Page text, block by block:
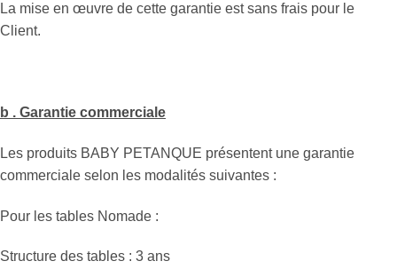
La mise en œuvre de cette garantie est sans frais pour le
Client.
b . Garantie commerciale
Les produits BABY PETANQUE présentent une garantie
commerciale selon les modalités suivantes :
Pour les tables Nomade :
Structure des tables : 3 ans